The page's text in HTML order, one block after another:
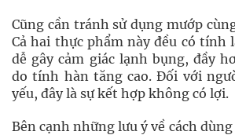
Cũng cần tránh sử dụng mướp
Cả hai thực phẩm này đều có tính
dễ gây cảm giác lạnh bụng, đầy
do tính hàn tăng cao. Đối với
yếu, đây là sự kết hợp không có lợi.
Bên cạnh những lưu ý về cách